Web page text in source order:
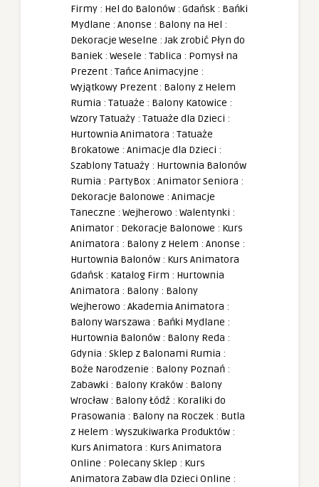
Firmy : Hel do Balonów : Gdańsk : Bańki
Mydlane : Anonse : Balony na Hel :
Dekoracje Weselne :Jak zrobić Płyn do
Baniek : Wesele : Tablica : Pomysł na
Prezent : Tańce Animacyjne :
Wyjątkowy Prezent : Balony z Helem
Rumia : Tatuaże : Balony Katowice :
Wzory Tatuaży : Tatuaże dla Dzieci :
Hurtownia Animatora : Tatuaże
Brokatowe : Animacje dla Dzieci :
Szablony Tatuaży : Hurtownia Balonów
Rumia : PartyBox : Animator Seniora :
Dekoracje Balonowe : Animacje
Taneczne : Wejherowo : Walentynki :
Animator : Dekoracje Balonowe : Kurs
Animatora : Balony z Helem : Anonse :
Hurtownia Balonów : Kurs Animatora
Gdańsk : Katalog Firm : Hurtownia
Animatora : Balony : Balony
Wejherowo : Akademia Animatora :
Balony Warszawa : Bańki Mydlane :
Hurtownia Balonów : Balony Reda :
Gdynia : Sklep z Balonami Rumia :
Boże Narodzenie : Balony Poznań :
Zabawki : Balony Kraków : Balony
Wrocław : Balony Łódź : Koraliki do
Prasowania : Balony na Roczek : Butla
z Helem : Wyszukiwarka Produktów :
Kurs Animatora : Kurs Animatora
Online : Polecany Sklep : Kurs
Animatora Zabaw dla Dzieci Online :